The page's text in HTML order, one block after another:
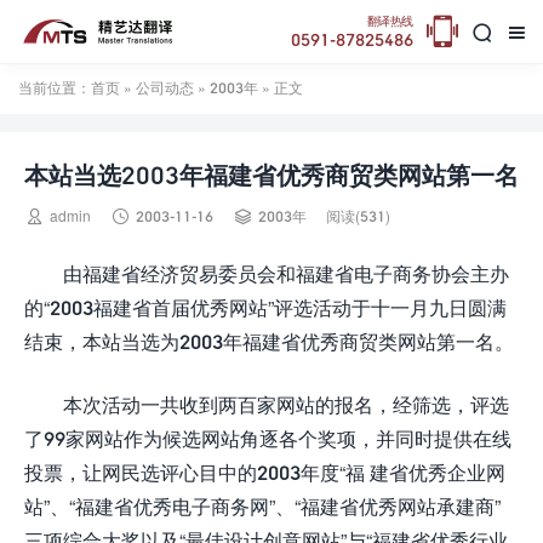


翻译热线
0591-87825486 
当前位置： 首页 » 公司动态 » 2003年 » 正文
本站当选2003年福建省优秀商贸类网站第一名
 admin  2003-11-16  2003年 阅读(531)
由福建省经济贸易委员会和福建省电子商务协会主办
的“2003福建省首届优秀网站”评选活动于十一月九日圆满
结束，本站当选为2003年福建省优秀商贸类网站第一名。
本次活动一共收到两百家网站的报名，经筛选，评选
了99家网站作为候选网站角逐各个奖项，并同时提供在线
投票，让网民选评心目中的2003年度“福 建省优秀企业网
站”、“福建省优秀电子商务网”、“福建省优秀网站承建商”